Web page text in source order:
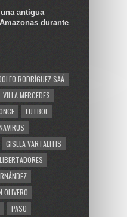
antigua
durante
RODRÍGUEZ SAÁ
VILLA MERCEDES
FUTBOL
GISELA VARTALITIS
OLIVERO
PASO